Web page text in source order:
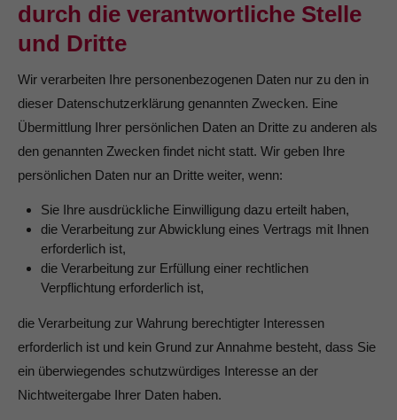
durch die verantwortliche Stelle
und Dritte
Wir verarbeiten Ihre personenbezogenen Daten nur zu den in
dieser Datenschutzerklärung genannten Zwecken. Eine
Übermittlung Ihrer persönlichen Daten an Dritte zu anderen als
den genannten Zwecken findet nicht statt. Wir geben Ihre
persönlichen Daten nur an Dritte weiter, wenn:
Sie Ihre ausdrückliche Einwilligung dazu erteilt haben,
die Verarbeitung zur Abwicklung eines Vertrags mit Ihnen
erforderlich ist,
die Verarbeitung zur Erfüllung einer rechtlichen
Verpflichtung erforderlich ist,
die Verarbeitung zur Wahrung berechtigter Interessen
erforderlich ist und kein Grund zur Annahme besteht, dass Sie
ein überwiegendes schutzwürdiges Interesse an der
Nichtweitergabe Ihrer Daten haben.